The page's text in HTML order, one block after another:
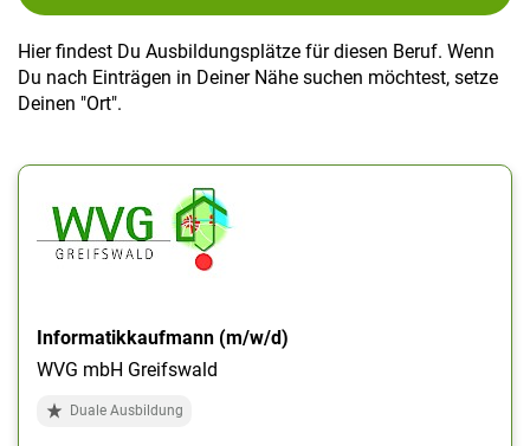
Hier findest Du Ausbildungsplätze für diesen Beruf. Wenn
Du nach Einträgen in Deiner Nähe suchen möchtest, setze
Deinen "Ort".
Informatikkaufmann (m/w/d)
WVG mbH Greifswald
Duale Ausbildung